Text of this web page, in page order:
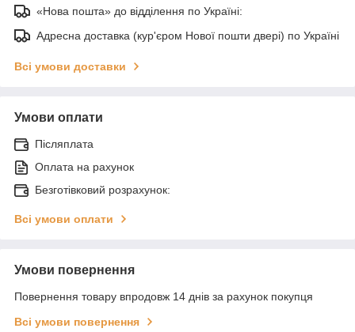
«Нова пошта» до відділення по Україні:
Адресна доставка (кур'єром Нової пошти двері) по Україні
Всі умови доставки
Умови оплати
Післяплата
Оплата на рахунок
Безготівковий розрахунок:
Всі умови оплати
Умови повернення
Повернення товару впродовж 14 днів за рахунок покупця
Всі умови повернення